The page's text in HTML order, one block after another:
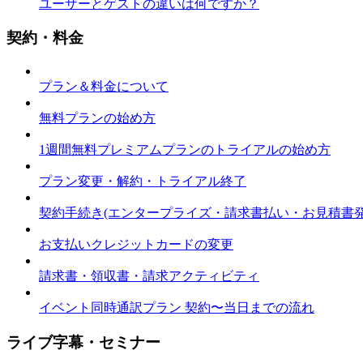
ユーザーとゲストの違いは何ですか？
契約・料金
プラン＆料金について
無料プランの始め方
1週間無料プレミアムプランのトライアルの始め方
プラン変更・解約・トライアル終了
契約手続き(エンタープライズ・請求書払い・お見積書
お支払いクレジットカードの変更
請求書・領収書・請求アクティビティ
イベント同時通訳プラン 契約〜当日までの流れ
ライブ字幕・セミナー